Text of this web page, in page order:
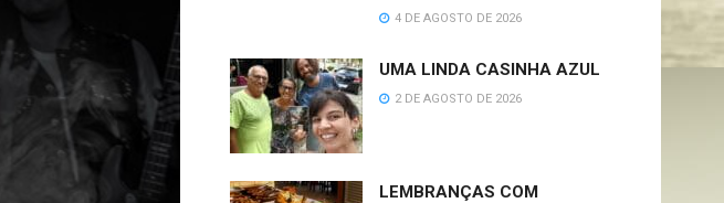
4 DE AGOSTO DE 2026
UMA LINDA CASINHA AZUL
2 DE AGOSTO DE 2026
LEMBRANÇAS COM